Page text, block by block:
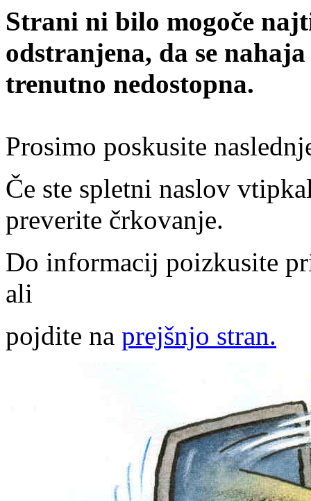
Strani ni bilo mogoče
odstranjena, da se
trenutno nedostopna.
Prosimo poskusite
Če ste spletni naslov
preverite črkovanje.
Do informacij poizkusite
ali
pojdite na prejšnjo stran.